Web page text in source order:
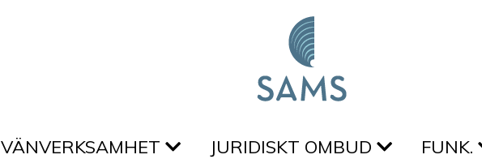
VÄNVERKSAMHET JURIDISKT OMBUD FUNK.